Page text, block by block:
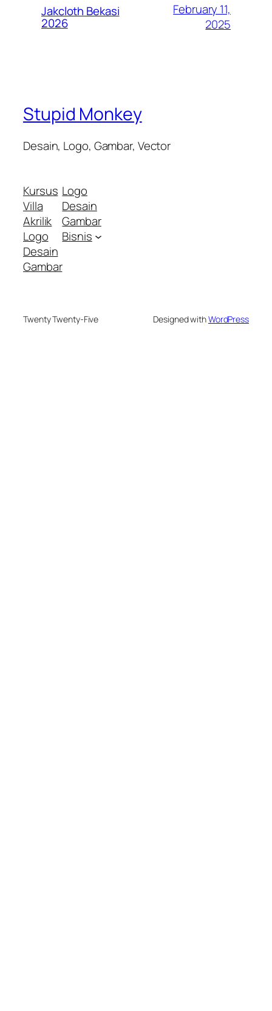
Jakcloth Bekasi
2026
February 11,
2025
Stupid Monkey
Desain, Logo, Gambar, Vector
Kursus
Villa
Akrilik
Logo
Desain
Gambar
Logo
Desain
Gambar
Bisnis
Twenty Twenty-Five Designed withWordPress